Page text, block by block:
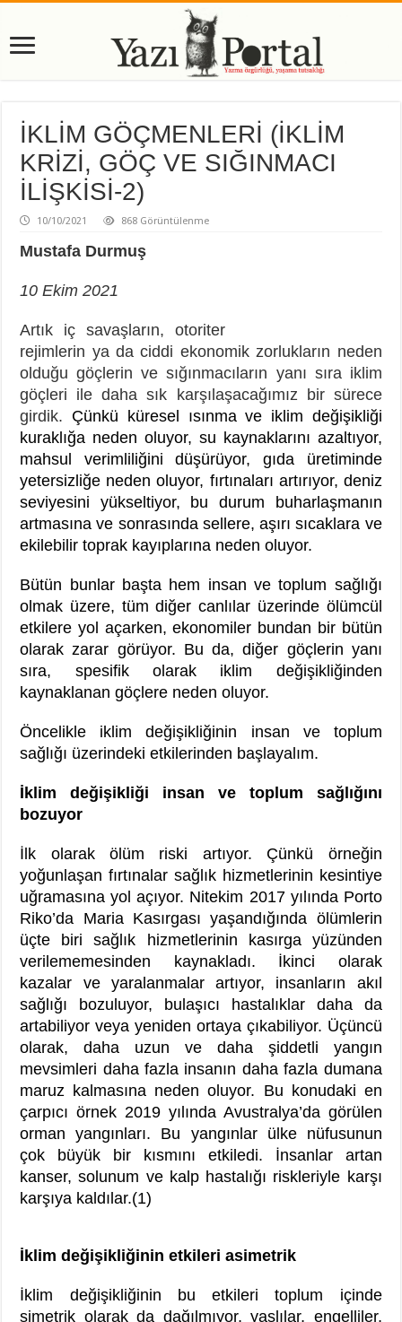
İKLİM GÖÇMENLERİ (İKLİM
KRİZİ, GÖÇ VE SIĞINMACI
İLİŞKİSİ-2)
10/10/2021 868 Görüntülenme
Mustafa Durmuş
10 Ekim 2021
Artık iç savaşların, otoriter
rejimlerin ya da ciddi ekonomik zorlukların neden
olduğu göçlerin ve sığınmacıların yanı sıra iklim
göçleri ile daha sık karşılaşacağımız bir sürece
girdik. Çünkü küresel ısınma ve iklim değişikliği
kuraklığa neden oluyor, su kaynaklarını azaltıyor,
mahsul verimliliğini düşürüyor, gıda üretiminde
yetersizliğe neden oluyor, fırtınaları artırıyor, deniz
seviyesini yükseltiyor, bu durum buharlaşmanın
artmasına ve sonrasında sellere, aşırı sıcaklara ve
ekilebilir toprak kayıplarına neden oluyor.
Bütün bunlar başta hem insan ve toplum sağlığı
olmak üzere, tüm diğer canlılar üzerinde ölümcül
etkilere yol açarken, ekonomiler bundan bir bütün
olarak zarar görüyor. Bu da, diğer göçlerin yanı
sıra, spesifik olarak iklim değişikliğinden
kaynaklanan göçlere neden oluyor.
Öncelikle iklim değişikliğinin insan ve toplum
sağlığı üzerindeki etkilerinden başlayalım.
İklim değişikliği insan ve toplum sağlığını
bozuyor
İlk olarak ölüm riski artıyor. Çünkü örneğin
yoğunlaşan fırtınalar sağlık hizmetlerinin kesintiye
uğramasına yol açıyor. Nitekim 2017 yılında Porto
Riko’da Maria Kasırgası yaşandığında ölümlerin
üçte biri sağlık hizmetlerinin kasırga yüzünden
verilememesinden kaynakladı. İkinci olarak
kazalar ve yaralanmalar artıyor, insanların akıl
sağlığı bozuluyor, bulaşıcı hastalıklar daha da
artabiliyor veya yeniden ortaya çıkabiliyor. Üçüncü
olarak, daha uzun ve daha şiddetli yangın
mevsimleri daha fazla insanın daha fazla dumana
maruz kalmasına neden oluyor. Bu konudaki en
çarpıcı örnek 2019 yılında Avustralya’da görülen
orman yangınları. Bu yangınlar ülke nüfusunun
çok büyük bir kısmını etkiledi. İnsanlar artan
kanser, solunum ve kalp hastalığı riskleriyle karşı
karşıya kaldılar.(1)
İklim değişikliğinin etkileri asimetrik
İklim değişikliğinin bu etkileri toplum içinde
simetrik olarak da dağılmıyor, yaşlılar, engelliler,